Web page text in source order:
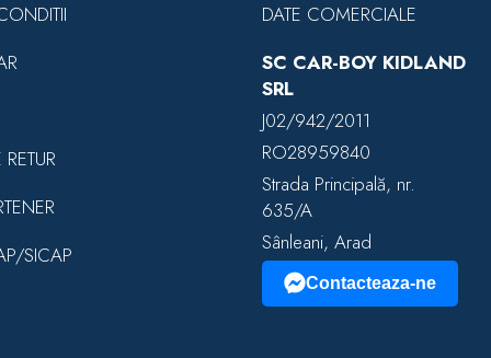
SICAP
DATE COMERCIALE
SC CAR-BOY KIDLAND
SRL
J02/942/2011
RO28959840
Strada Principală, nr.
635/A
Sânleani, Arad
Contacteaza-ne